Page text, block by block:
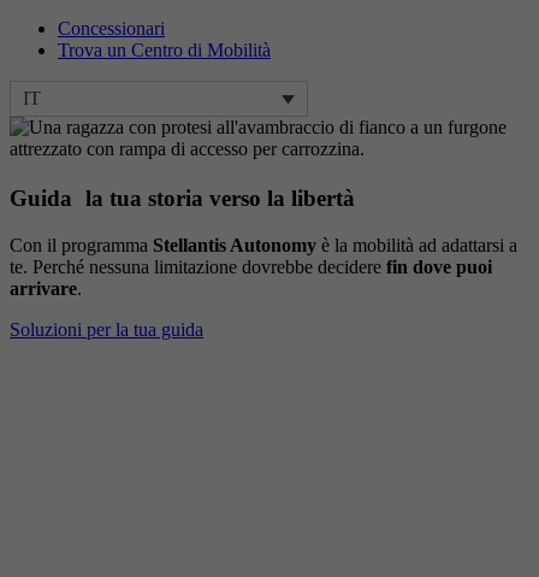
Concessionari
Trova un Centro di Mobilità
IT
Guida la tua storia verso la libertà
Con il programma Stellantis Autonomy è la mobilità ad adattarsi a
te. Perché nessuna limitazione dovrebbe decidere fin dove puoi
arrivare.
Soluzioni per la tua guida